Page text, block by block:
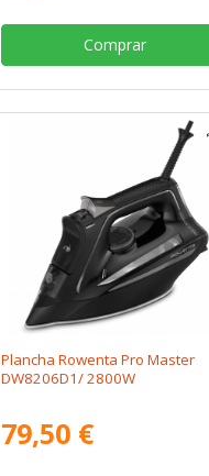
Comprar
Plancha Rowenta Pro Master
DW8206D1/ 2800W
79,50 €